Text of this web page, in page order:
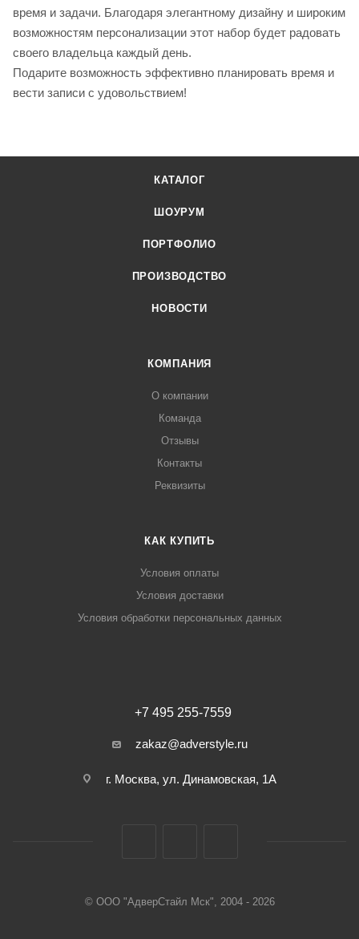
время и задачи. Благодаря элегантному дизайну и широким
возможностям персонализации этот набор будет радовать
своего владельца каждый день.
Подарите возможность эффективно планировать время и
вести записи с удовольствием!
КАТАЛОГ
ШОУРУМ
ПОРТФОЛИО
ПРОИЗВОДСТВО
НОВОСТИ
КОМПАНИЯ
О компании
Команда
Отзывы
Контакты
Реквизиты
КАК КУПИТЬ
Условия оплаты
Условия доставки
Условия обработки персональных данных
+7 495 255-7559
zakaz@adverstyle.ru
г. Москва, ул. Динамовская, 1А
© ООО "АдверСтайл Мск", 2004 - 2026